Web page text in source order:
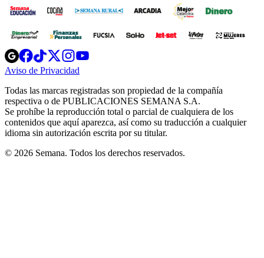
Opens
in
new
Opens
in
new
Opens
in
new
window
Opens
new
windowwindow
Aviso de Privacidad
new
window
Todas las marcas registradas son propiedad de la compañía
respectiva o de PUBLICACIONES SEMANA S.A.
Se prohíbe la reproducción total o parcial de cualquiera de los
contenidos que aquí aparezca, así como su traducción a cualquier
idioma sin autorización escrita por su titular.
© 2026 Semana. Todos los derechos reservados.